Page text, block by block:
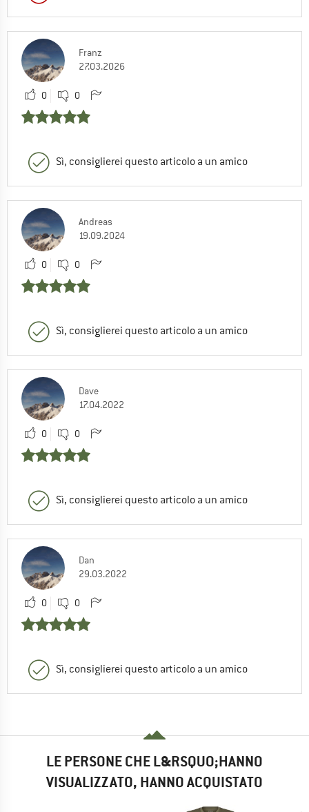
Franz
27.03.2026
0 0
Sì, consiglierei questo articolo a un amico
Andreas
19.09.2024
0 0
Sì, consiglierei questo articolo a un amico
Dave
17.04.2022
0 0
Sì, consiglierei questo articolo a un amico
Dan
29.03.2022
0 0
Sì, consiglierei questo articolo a un amico
LE PERSONE CHE L&RSQUO;HANNO
VISUALIZZATO, HANNO ACQUISTATO